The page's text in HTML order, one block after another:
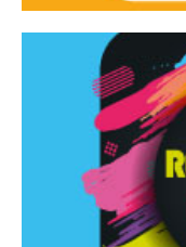
Rassegna di